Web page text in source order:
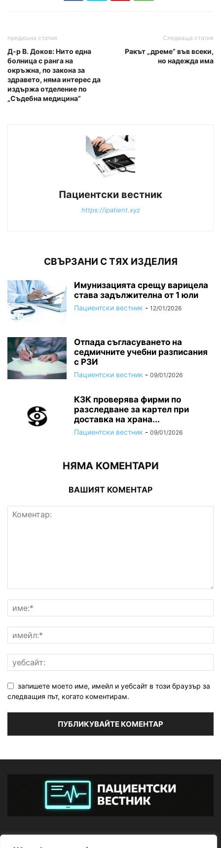
предишна статия
Д-р В. Доков: Нито една
болница с ранга на
окръжна, по закона за
здравето, няма интерес да
издържа отделение по
„Съдебна медицина”
Следваща статия
Ракът „дреме” във всеки,
но надежда има
Пациентски вестник
https://ipatient.xyz
СВЪРЗАНИ С ТЯХ ИЗДЕЛИЯ
Имунизацията срещу варицела
става задължителна от 1 юли
Пациентски вестник - 12/01/2026
Отпада съгласуването на
седмичните учебни разписания
с РЗИ
Пациентски вестник - 09/01/2026
КЗК проверява фирми по
разследване за картел при
доставка на храна...
Пациентски вестник - 09/01/2026
НЯМА КОМЕНТАРИ
ВАШИЯТ КОМЕНТАР
запишете моето име, имейл и уебсайт в този браузър за
следващия път, когато коментирам.